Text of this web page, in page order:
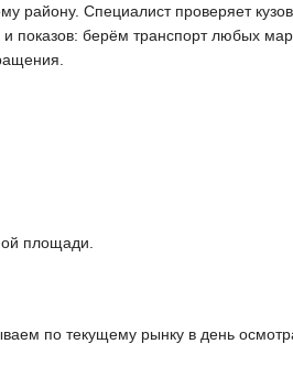
Специалист проверяет
показов: берём транспорт любых
площади.
по текущему рынку в день